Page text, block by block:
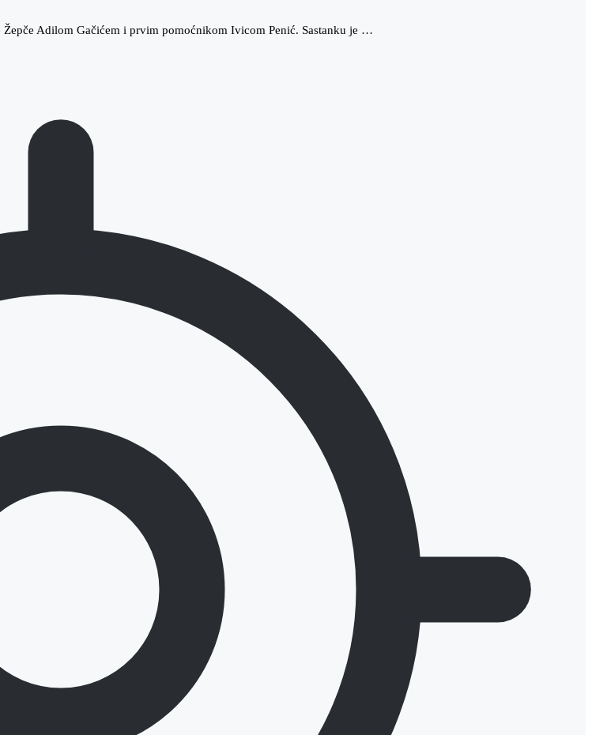
Adilom Gačićem i prvim pomoćnikom Ivicom Penić. Sastanku je …